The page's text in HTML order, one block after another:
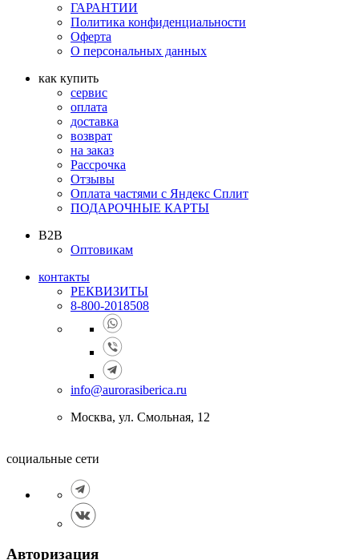
ГАРАНТИИ
Политика конфиденциальности
Оферта
О персональных данных
как купить
сервис
оплата
доставка
возврат
на заказ
Рассрочка
Отзывы
Оплата частями с Яндекс Сплит
ПОДАРОЧНЫЕ КАРТЫ
B2B
Оптовикам
контакты
РЕКВИЗИТЫ
8-800-2018508
info@aurorasiberica.ru
Москва, ул. Смольная, 12
социальные сети
Авторизация